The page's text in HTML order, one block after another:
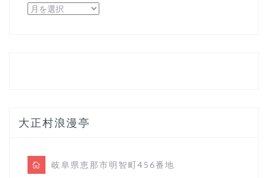
大正村浪漫亭
岐阜県恵那市明智町456番地